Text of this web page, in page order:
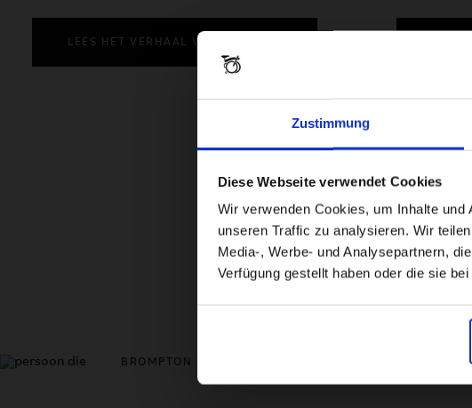
Zustimmung
Diese Webseite verwendet Cookies
Wir verwenden Cookies, um Inhalte
unseren Traffic zu analysieren. Wir
Media-, Werbe- und Analysepartnern,
Verfügung gestellt haben oder die sie
LEES HET VERHAAL VAN DANIELLE
BROMPTON ELECTRIC